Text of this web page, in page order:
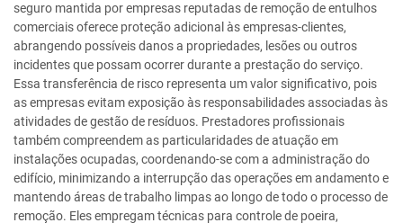
seguro mantida por empresas reputadas de remoção de entulhos
comerciais oferece proteção adicional às empresas-clientes,
abrangendo possíveis danos a propriedades, lesões ou outros
incidentes que possam ocorrer durante a prestação do serviço.
Essa transferência de risco representa um valor significativo, pois
as empresas evitam exposição às responsabilidades associadas às
atividades de gestão de resíduos. Prestadores profissionais
também compreendem as particularidades de atuação em
instalações ocupadas, coordenando-se com a administração do
edifício, minimizando a interrupção das operações em andamento e
mantendo áreas de trabalho limpas ao longo de todo o processo de
remoção. Eles empregam técnicas para controle de poeira,